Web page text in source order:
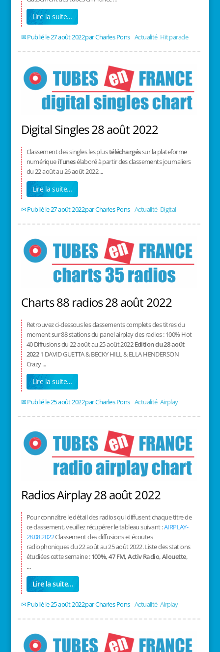
Lire la suite…
27 août 2022/ Charles Pons/ Actualité, Hit parade
Digital Singles 28 août 2022
Classement des singles les plustéléchargéssur la plateforme
numériqueiTunesélaboré à partir des classements journaliers
du 22 août au 26 août 2022 ...
Lire la suite…
27 août 2022/ Charles Pons/ Actualité, Digital
Charts 88 radios 28 août 2022
Retrouvez ci-dessous les classements complets des titres du
moment sur 88 stations du panel airplay des radios : 100% Hot
40 Diffusions du 22 août au 25 août 2022Edition du 28 août
20221 DAVID GUETTA & BECKY HILL & ELLA HENDERSON
Crazy ...
Lire la suite…
25 août 2022/ Charles Pons/ Actualité, Airplay
Radios Airplay 28 août 2022
Pour connaître le détail des radios qui diffusent chaque titre de
ce classement, veuillez récupérer le tableau suivant :AIRPLAY-
28.08.2022Classement des diffusions et écoutes
radiophoniques du 22 août au 25 août 2022. Liste des stations
étudiées cette semaine :100%, 47 FM, Activ Radio, Alouette,
...
Lire la suite…
25 août 2022/ Charles Pons/ Actualité, Airplay